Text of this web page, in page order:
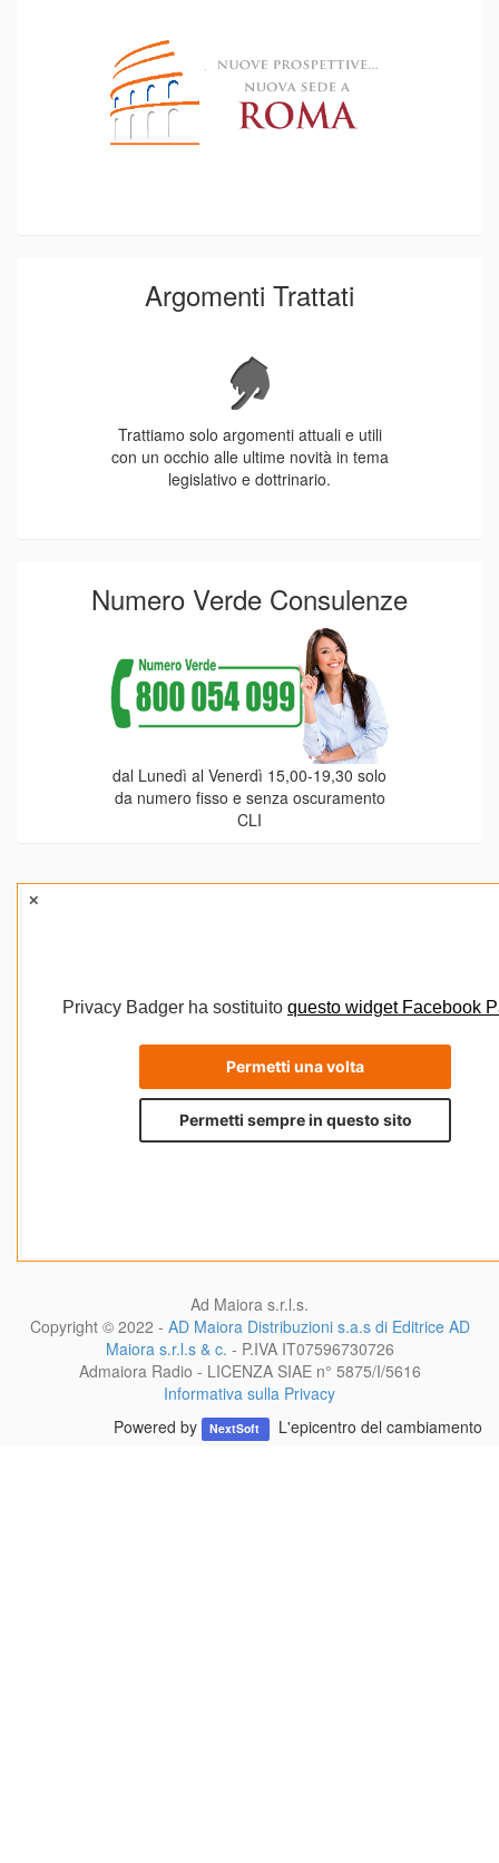
Argomenti Trattati
Trattiamo solo argomenti attuali e utili
con un occhio alle ultime novità in tema
legislativo e dottrinario.
Numero Verde Consulenze
dal Lunedì al Venerdì 15,00-19,30 solo
da numero fisso e senza oscuramento
CLI
Ad Maiora s.r.l.s.
Copyright © 2022 - AD Maiora Distribuzioni s.a.s di Editrice AD
Maiora s.r.l.s & c. - P.IVA IT07596730726
Admaiora Radio - LICENZA SIAE n° 5875/I/5616
Informativa sulla Privacy
Powered by NextSoft L'epicentro del cambiamento